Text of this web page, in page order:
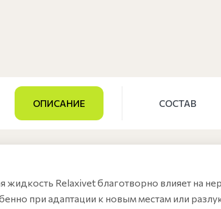
ОПИСАНИЕ СОСТАВ
жидкость Relaxivet благотворно влияет на
при адаптации к новым местам или